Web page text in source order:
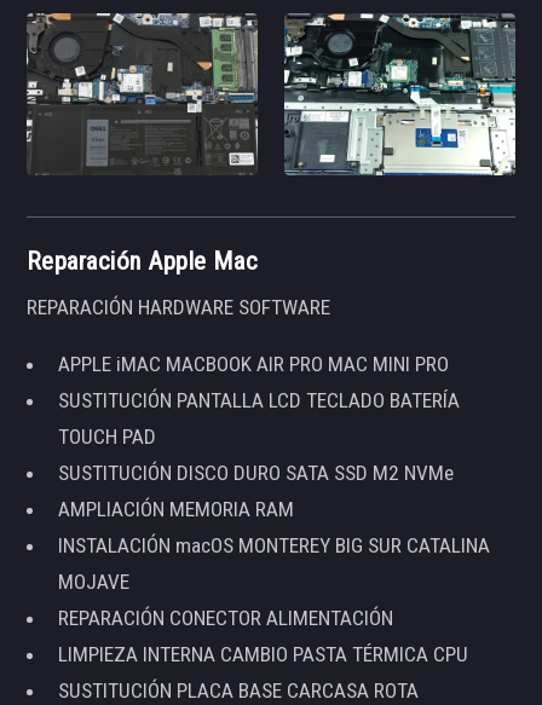
Reparación Apple Mac
REPARACIÓN HARDWARE SOFTWARE
APPLE iMAC MACBOOK AIR PRO MAC MINI PRO
SUSTITUCIÓN PANTALLA LCD TECLADO BATERÍA
TOUCH PAD
SUSTITUCIÓN DISCO DURO SATA SSD M2 NVMe
AMPLIACIÓN MEMORIA RAM
INSTALACIÓN macOS MONTEREY BIG SUR CATALINA
MOJAVE
REPARACIÓN CONECTOR ALIMENTACIÓN
LIMPIEZA INTERNA CAMBIO PASTA TÉRMICA CPU
SUSTITUCIÓN PLACA BASE CARCASA ROTA